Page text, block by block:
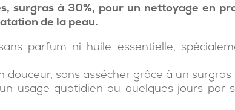
, surgras à 30%, pour un nettoyage en
de la peau.
parfum ni huile essentielle,
douceur, sans assécher grâce à un surgras
usage quotidien ou quelques jours par